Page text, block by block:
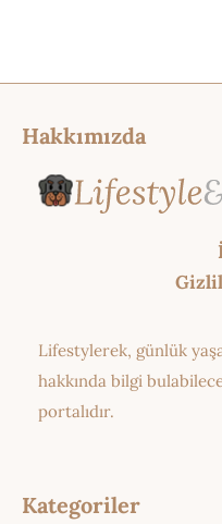
Hakkımızda
Lifestylerek, günlük
hakkında bilgi
portalıdır.
Kategoriler